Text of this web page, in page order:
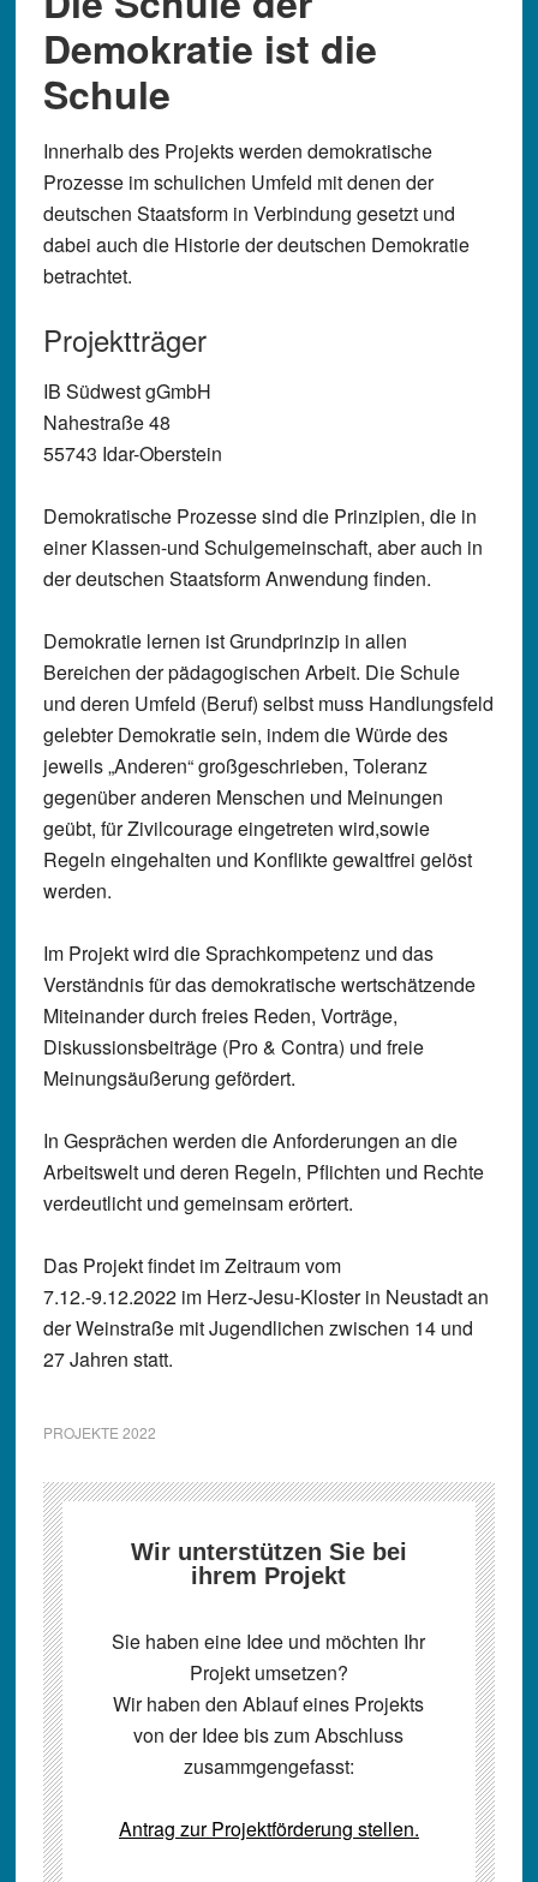
Demokratie ist die
Schule
Innerhalb des Projekts werden demokratische
Prozesse im schulichen Umfeld mit denen der
deutschen Staatsform in Verbindung gesetzt und
dabei auch die Historie der deutschen Demokratie
betrachtet.
Projektträger
IB Südwest gGmbH
Nahestraße 48
55743 Idar-Oberstein
Demokratische Prozesse sind die Prinzipien, die in
einer Klassen-und Schulgemeinschaft, aber auch in
der deutschen Staatsform Anwendung finden.
Demokratie lernen ist Grundprinzip in allen
Bereichen der pädagogischen Arbeit. Die Schule
und deren Umfeld (Beruf) selbst muss Handlungsfeld
gelebter Demokratie sein, indem die Würde des
jeweils „Anderen“ großgeschrieben, Toleranz
gegenüber anderen Menschen und Meinungen
geübt, für Zivilcourage eingetreten wird,sowie
Regeln eingehalten und Konflikte gewaltfrei gelöst
werden.
Im Projekt wird die Sprachkompetenz und das
Verständnis für das demokratische wertschätzende
Miteinander durch freies Reden, Vorträge,
Diskussionsbeiträge (Pro & Contra) und freie
Meinungsäußerung gefördert.
In Gesprächen werden die Anforderungen an die
Arbeitswelt und deren Regeln, Pflichten und Rechte
verdeutlicht und gemeinsam erörtert.
Das Projekt findet im Zeitraum vom
7.12.-9.12.2022 im Herz-Jesu-Kloster in Neustadt an
der Weinstraße mit Jugendlichen zwischen 14 und
27 Jahren statt.
PROJEKTE 2022
Wir unterstützen Sie bei
ihrem Projekt
Sie haben eine Idee und möchten Ihr
Projekt umsetzen?
Wir haben den Ablauf eines Projekts
von der Idee bis zum Abschluss
zusammgengefasst:
Antrag zur Projektförderung stellen.